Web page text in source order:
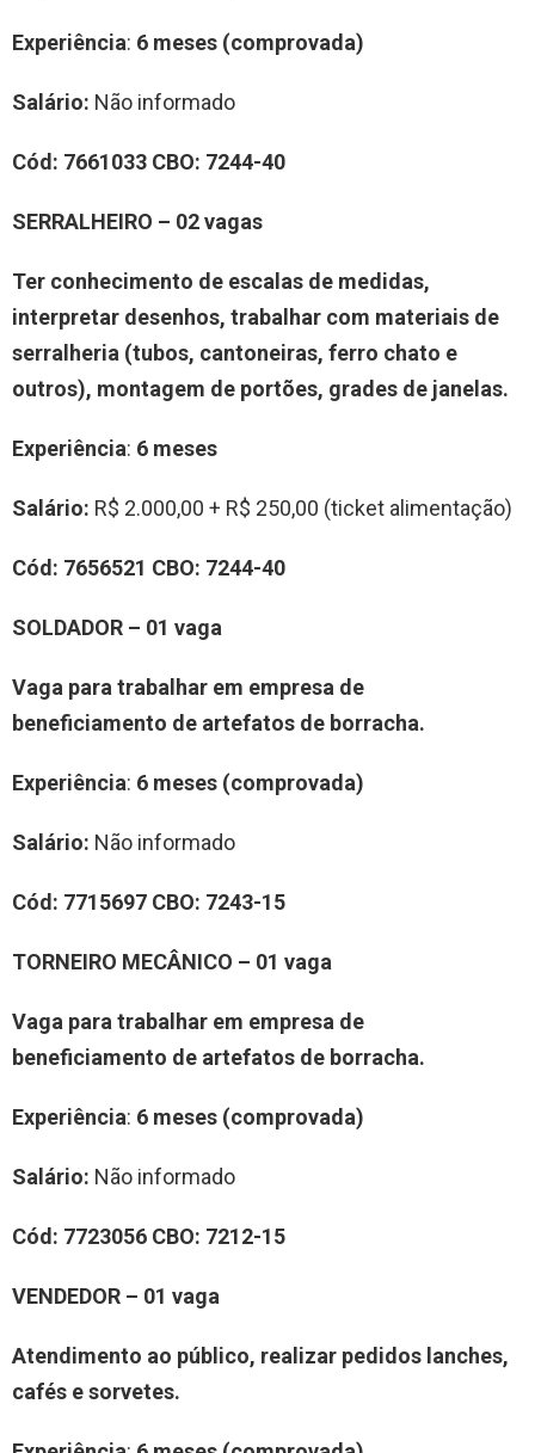
Experiência: 6 meses (comprovada)
Salário: Não informado
Cód: 7661033 CBO: 7244-40
SERRALHEIRO – 02vagas
Ter conhecimento de escalas de medidas,
interpretar desenhos, trabalhar com materiais de
serralheria (tubos, cantoneiras, ferro chato e
outros), montagem de portões, grades de janelas.
Experiência: 6 meses
Salário: R$ 2.000,00 + R$ 250,00 (ticket alimentação)
Cód: 7656521 CBO: 7244-40
SOLDADOR – 01 vaga
Vaga para trabalhar em empresa de
beneficiamento de artefatos de borracha.
Experiência: 6 meses (comprovada)
Salário: Não informado
Cód: 7715697 CBO: 7243-15
TORNEIRO MECÂNICO – 01 vaga
Vaga para trabalhar em empresa de
beneficiamento de artefatos de borracha.
Experiência: 6 meses (comprovada)
Salário: Não informado
Cód: 7723056 CBO: 7212-15
VENDEDOR – 01 vaga
Atendimento ao público, realizar pedidos lanches,
cafés e sorvetes.